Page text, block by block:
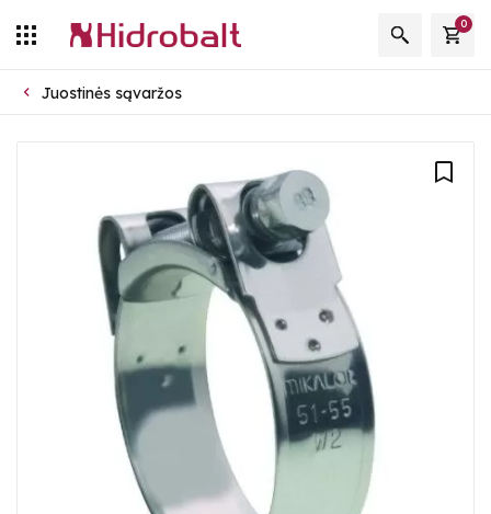
0
Juostinės sąvaržos